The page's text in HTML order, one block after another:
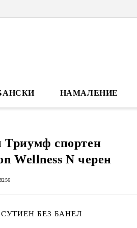
НАМАЛЕНИЕ
Триумф спортен
Wellness N черен
БЕЗ БАНЕЛ